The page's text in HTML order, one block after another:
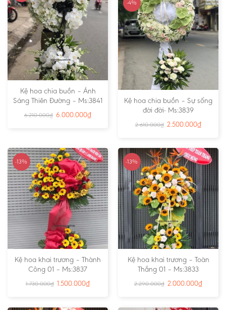
Kệ hoa chia buồn – Ánh
Sáng Thiên Đường – Ms:3841
6.210.000₫ 6.000.000₫
-4%
Kệ hoa chia buồn – Sự sống
đời đời- Ms:3839
2.610.000₫ 2.500.000₫
-13%
Kệ hoa khai trương – Thành
Công 01 – Ms:3837
1.730.000₫ 1.500.000₫
-13%
Kệ hoa khai trương – Toàn
Thắng 01 – Ms:3833
2.290.000₫ 2.000.000₫